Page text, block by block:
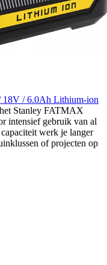
18V / 6.0Ah Lithium-ion
Stanley FATMAX
intensief gebruik van al
werk je langer
of projecten op